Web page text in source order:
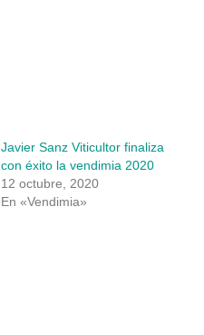
Javier Sanz Viticultor finaliza
con éxito la vendimia 2020
12 octubre, 2020
En «Vendimia»